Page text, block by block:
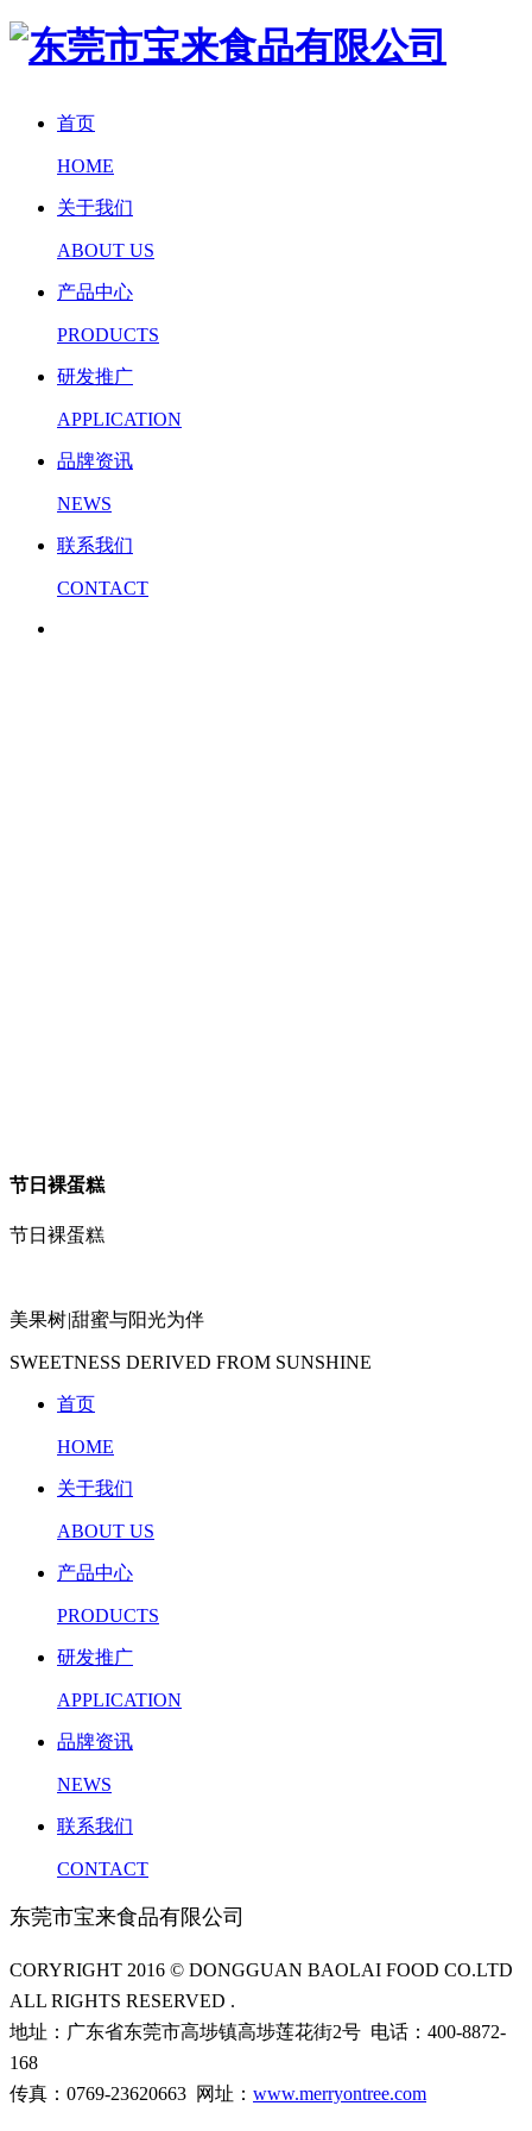
首页
HOME
关于我们
ABOUT US
产品中心
PRODUCTS
研发推广
APPLICATION
品牌资讯
NEWS
联系我们
CONTACT
节日裸蛋糕
节日裸蛋糕
美果树|甜蜜与阳光为伴
SWEETNESS DERIVED FROM SUNSHINE
首页
HOME
关于我们
ABOUT US
产品中心
PRODUCTS
研发推广
APPLICATION
品牌资讯
NEWS
联系我们
CONTACT
东莞市宝来食品有限公司
CORYRIGHT 2016 © DONGGUAN BAOLAI FOOD CO.LTD
ALL RIGHTS RESERVED .
地址：广东省东莞市高埗镇高埗莲花街2号 电话：400-8872-
168
传真：0769-23620663 网址： www.merryontree.com